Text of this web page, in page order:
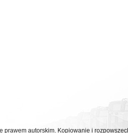
autorskim. Kopiowanie i